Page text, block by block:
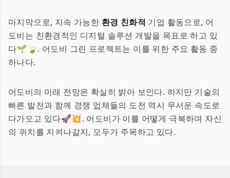
마지막으로, 지속 가능한 환경 친화적 기업 활동으로, 어
도비는 친환경적인 디지털 솔루션 개발을 목표로 하고 있
다🌱🍃. 어도비 그린 프로젝트는 이를 위한 주요 활동 중
하나다.
어도비의 미래 전망은 확실히 밝아 보인다. 하지만 기술의
빠른 발전과 함께 경쟁 업체들의 도전 역시 무서운 속도로
다가오고 있다🚀💥. 어도비가 이를 어떻게 극복하며 자신
의 위치를 지켜나갈지, 모두가 주목하고 있다.